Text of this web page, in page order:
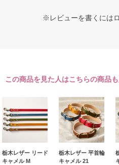
※レビューを書くには
この商品を見た人はこちらの商品
栃木レザー リード
キャメル M
栃木レザー 平首輪
キャメル 21